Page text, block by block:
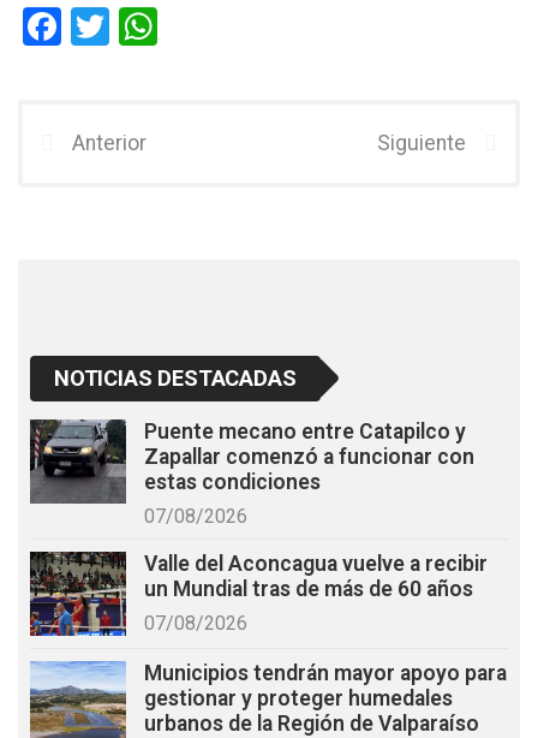
F
b
T
er
Anterior Siguiente
NOTICIAS DESTACADAS
Puente mecano entre Catapilco y
Zapallar comenzó a funcionar con
estas condiciones
07/08/2026
Valle del Aconcagua vuelve a recibir
un Mundial tras de más de 60 años
07/08/2026
Municipios tendrán mayor apoyo para
gestionar y proteger humedales
urbanos de la Región de Valparaíso